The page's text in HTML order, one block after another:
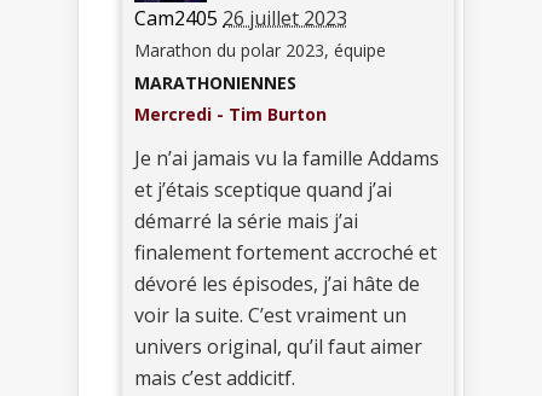
Cam2405 26 juillet 2023
Marathon du polar 2023, équipe
MARATHONIENNES
Mercredi - Tim Burton
Je n’ai jamais vu la famille Addams
et j’étais sceptique quand j’ai
démarré la série mais j’ai
finalement fortement accroché et
dévoré les épisodes, j’ai hâte de
voir la suite. C’est vraiment un
univers original, qu’il faut aimer
mais c’est addicitf.